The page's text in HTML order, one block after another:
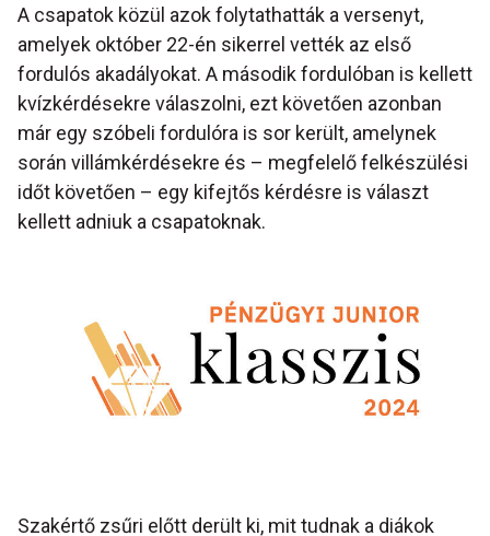
A csapatok közül azok folytathatták a versenyt,
amelyek október 22-én sikerrel vették az első
fordulós akadályokat. A második fordulóban is kellett
kvízkérdésekre válaszolni, ezt követően azonban
már egy szóbeli fordulóra is sor került, amelynek
során villámkérdésekre és – megfelelő felkészülési
időt követően – egy kifejtős kérdésre is választ
kellett adniuk a csapatoknak.
Szakértő zsűri előtt derült ki, mit tudnak a diákok